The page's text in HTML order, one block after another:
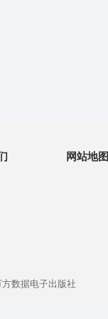
网站地图
数据电子出版社